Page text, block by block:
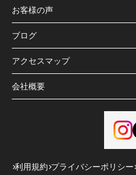
お客様の声
ブログ
アクセスマップ
会社概要
利用規約 プライバシーポリシー